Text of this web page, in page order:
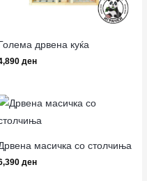
дрвена куќа
ден
масичка со столчиња
ден